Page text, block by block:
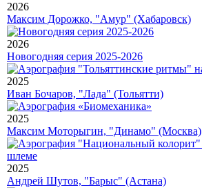
2026
Максим Дорожко, "Амур" (Хабаровск)
2026
Новогодняя серия 2025-2026
2025
Иван Бочаров, "Лада" (Тольятти)
2025
Максим Моторыгин, "Динамо" (Москва)
2025
Андрей Шутов, "Барыс" (Астана)